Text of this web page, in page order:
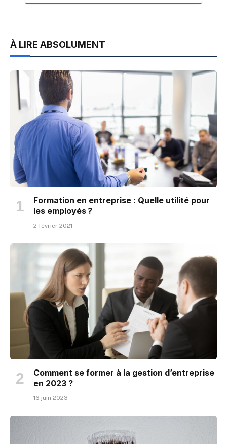
À LIRE ABSOLUMENT
Formation en entreprise : Quelle utilité pour
les employés ?
2 février 2021
Comment se former à la gestion d’entreprise
en 2023 ?
16 juin 2023